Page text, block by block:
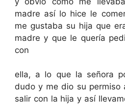
madre así lo hice le
me gustaba su hija que
madre y que le quería
con
ella, a lo que la señora
dudo y me dio su permiso
salir con la hija y así